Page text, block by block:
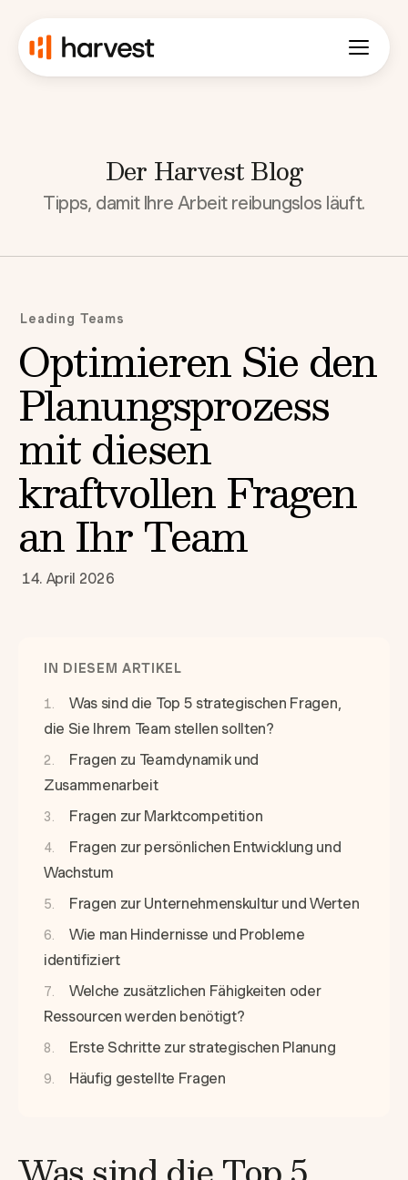
Der Harvest Blog
Tipps, damit Ihre Arbeit reibungslos läuft.
Leading Teams
Optimieren Sie den
Planungsprozess
mit diesen
kraftvollen Fragen
an Ihr Team
14. April 2026
IN DIESEM ARTIKEL
Was sind die Top 5 strategischen Fragen,
die Sie Ihrem Team stellen sollten?
Fragen zu Teamdynamik und
Zusammenarbeit
Fragen zur Marktcompetition
Fragen zur persönlichen Entwicklung und
Wachstum
Fragen zur Unternehmenskultur und Werten
Wie man Hindernisse und Probleme
identifiziert
Welche zusätzlichen Fähigkeiten oder
Ressourcen werden benötigt?
Erste Schritte zur strategischen Planung
Häufig gestellte Fragen